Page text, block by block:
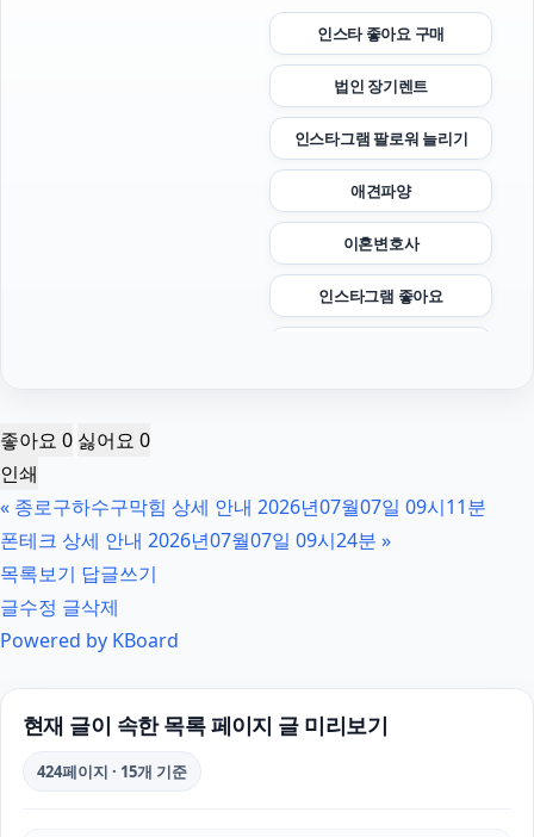
인스타 좋아요 구매
법인 장기렌트
인스타그램 팔로워 늘리기
애견파양
이혼변호사
인스타그램 좋아요
이혼전문변호사
의정부이혼변호사
의정부변호사
좋아요 0 싫어요 0
인쇄
« 종로구하수구막힘 상세 안내 2026년07월07일 09시11분
폰테크 상세 안내 2026년07월07일 09시24분 »
목록보기 답글쓰기
글수정 글삭제
Powered by KBoard
현재 글이 속한 목록 페이지 글 미리보기
424페이지 · 15개 기준